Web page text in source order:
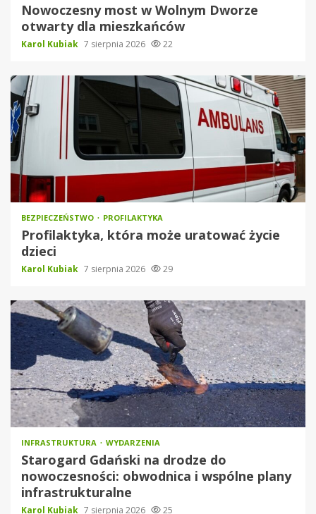
Nowoczesny most w Wolnym Dworze
otwarty dla mieszkańców
Karol Kubiak 7 sierpnia 2026 22
BEZPIECZEŃSTWO PROFILAKTYKA
Profilaktyka, która może uratować życie
dzieci
Karol Kubiak 7 sierpnia 2026 29
INFRASTRUKTURA WYDARZENIA
Starogard Gdański na drodze do
nowoczesności: obwodnica i wspólne plany
infrastrukturalne
Karol Kubiak 7 sierpnia 2026 25